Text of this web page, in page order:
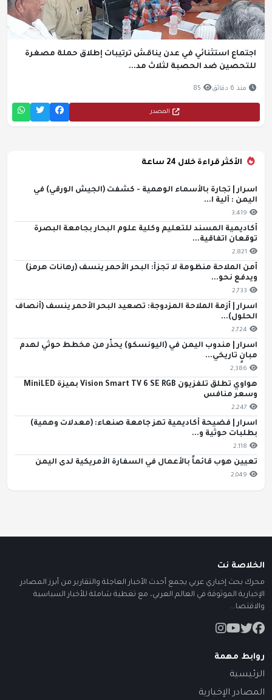
اجتماع استثنائي في عدن يناقش ترتيبات إطلاق حملة مصغرة
للتحصين ضد الحصبة لثلاث مد...
منذ 6 دقائق 85
المصدر
الأكثر قراءة خلال 24 ساعة
اسرار | تجارة بالأسماء الوهمية - كشفت (الجيش الورقي) في
اليمن : آلية ا...
3,419
أكاديمية المسند للتعليم وكلية علوم البحار بجامعة البصرة
توقعان اتفاقية...
2,821
أمن الملاحة منظومة لا تجزأ: البحر الأحمر ينسف (رهانات هرمز)
ويدفع نحو...
2,733
اسرار | أزمة الملاحة المزدوجة: تصعيد البحر الأحمر ينسف (أنصاف
الحلول)...
2,724
اسرار | مندوب اليمن في (اليونسكو) يحذّر من مخطط حوثي لهدم
مبانٍ تاريخي...
2,386
هواوي تطلق تلفزيون Vision Smart TV 6 SE RGB بميزة MiniLED
وسعر منافس
2,247
اسرار | فضيحة أكاديمية تهز جامعة صنعاء: (معدلات وهمية)
بطلبات حوثية و...
2,118
تعيين هوب قائماً بالأعمال في السفارة الأمريكية لدى اليمن
2,049
الخلاصة نت
محرك بحث إخباري عربي يجمع أحدث الأخبار العاجلة والتقارير من أبرز المصادر
الإخبارية الموثوقة في العالم العربي، مع تغطية شاملة للأخبار السياسية
والاقتصا...
روابط مهمة
الرئيسية
المصادر الإخبارية